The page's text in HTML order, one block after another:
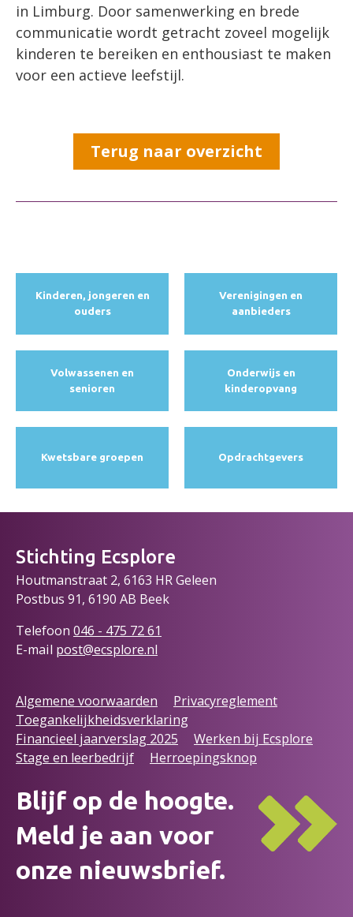
in Limburg. Door samenwerking en brede
communicatie wordt getracht zoveel mogelijk
kinderen te bereiken en enthousiast te maken
voor een actieve leefstijl.
Terug naar overzicht
Kinderen, jongeren en
ouders
Verenigingen en
aanbieders
Volwassenen en
senioren
Onderwijs en
kinderopvang
Kwetsbare groepen Opdracht­gevers
Stichting Ecsplore
Houtmanstraat 2, 6163 HR Geleen
Postbus 91, 6190 AB Beek
Telefoon 046 - 475 7261
E-mail post@ecsplore.nl
Algemene voorwaarden
Privacyreglement
Toegankelijkheidsverklaring
Financieel jaarverslag 2025
Werken bij Ecsplore
Stage en leerbedrijf
Herroepingsknop
Blijf op de hoogte.
Meld je aan voor
onze nieuwsbrief.